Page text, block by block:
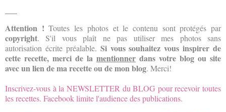
Attention !Toutes les photos et le contenu sont protégés par
copyright. S'il vous plaît ne pas utiliser mes photos
sans
autorisation écrite préalable. Si vous souhaitez vous inspirer de
cette recette, merci de la mentionner dans votre blog ou site
avec un lien de ma recette ou de mon blog. Merci!
Inscrivez-vous à la NEWSLETTER du BLOG pour recevoir toutes
les recettes. Facebook limite l'audience des publications.